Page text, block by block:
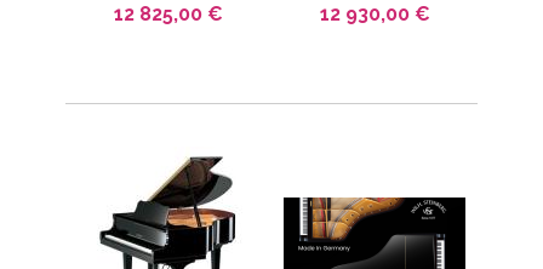
12 825,00 € 12 930,00 €